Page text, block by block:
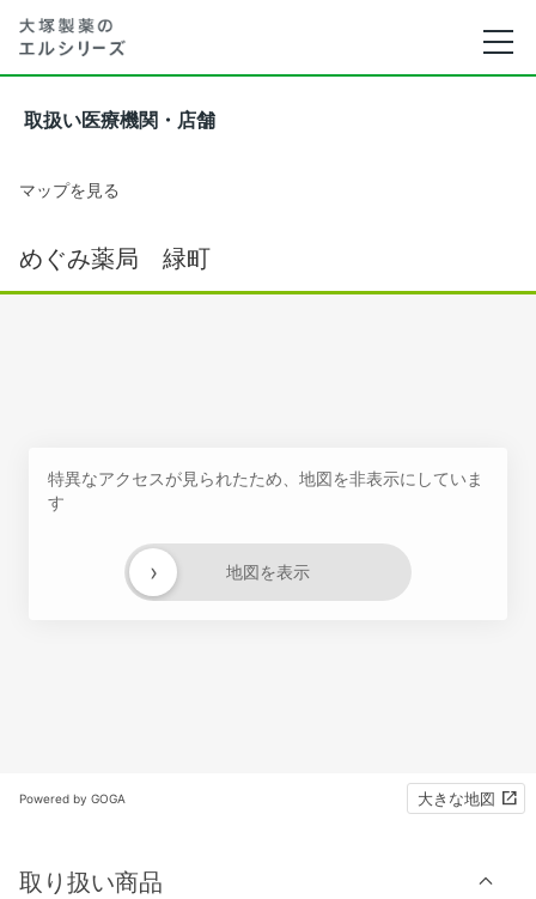
取扱い医療機関・店舗
マップを見る
めぐみ薬局 緑町
特異なアクセスが見られたため、地図を非表示にしていま
す
地図を表示
›
Powered by GOGA 大きな地図
取り扱い商品